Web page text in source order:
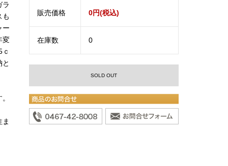
ラ
も
ー
変
販売価格 0円(税込)
在庫数 0
SOLD OUT